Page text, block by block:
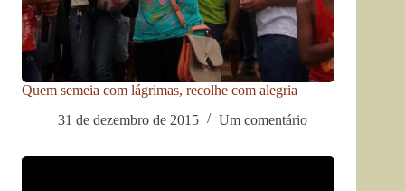
Quem semeia com lágrimas, recolhe com alegria
31 de dezembro de 2015
Um comentário